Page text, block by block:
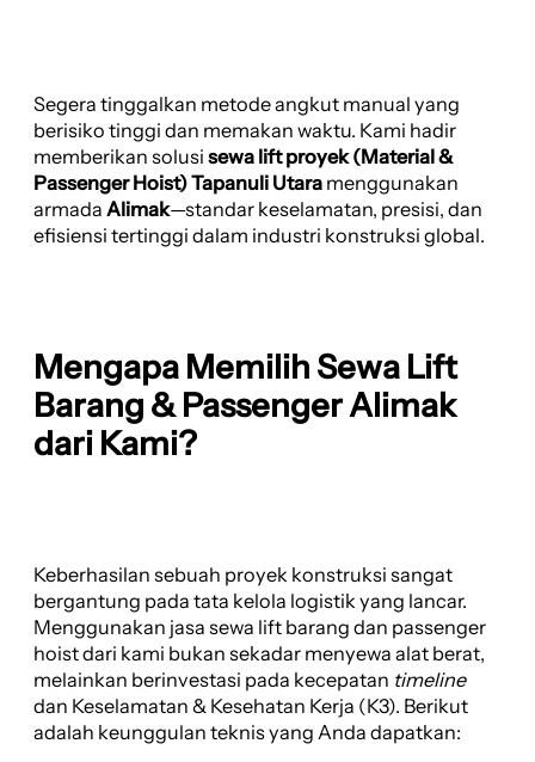
Segera tinggalkan metode angkut manual yang
berisiko tinggi dan memakan waktu. Kami hadir
memberikan solusi sewa lift proyek (Material &
Passenger Hoist) Tapanuli Utara menggunakan
armada Alimak—standar keselamatan, presisi, dan
efisiensi tertinggi dalam industri konstruksi global.
Mengapa Memilih Sewa Lift
Barang & Passenger Alimak
dari Kami?
Keberhasilan sebuah proyek konstruksi sangat
bergantung pada tata kelola logistik yang lancar.
Menggunakan jasa sewa lift barang dan passenger
hoist dari kami bukan sekadar menyewa alat berat,
melainkan berinvestasi pada kecepatan timeline
dan Keselamatan & Kesehatan Kerja (K3). Berikut
adalah keunggulan teknis yang Anda dapatkan: